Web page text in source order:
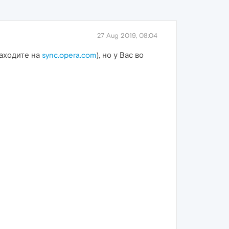
27 Aug 2019, 08:04
на sync.opera.com), но у Вас во